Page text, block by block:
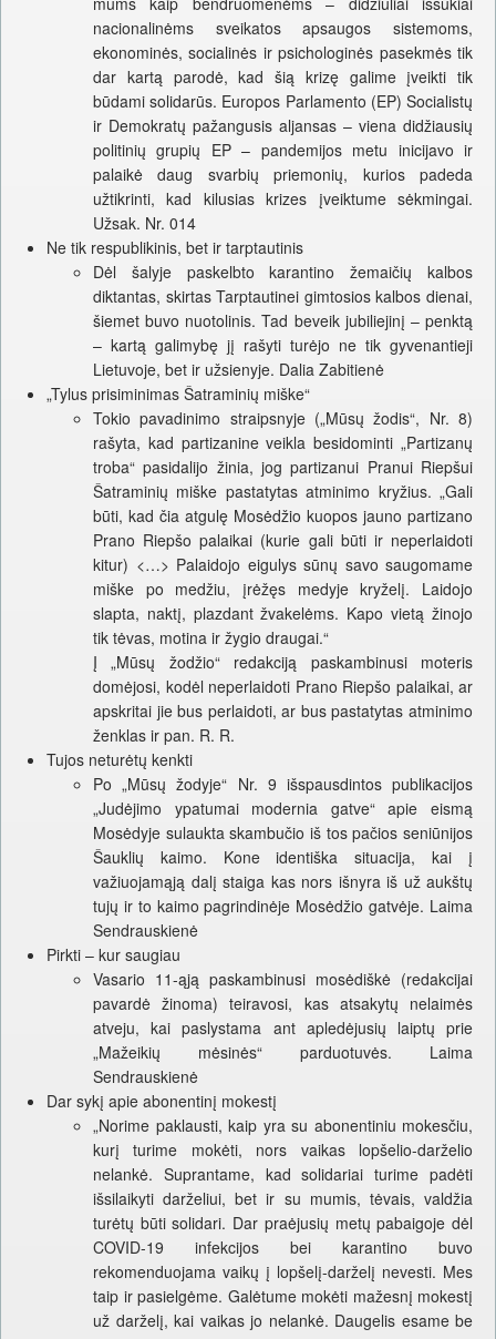
nacionalinėms sveikatos apsaugos sistemoms,
ekonominės, socialinės ir psichologinės pasekmės tik
dar kartą parodė, kad šią krizę galime įveikti tik
būdami solidarūs. Europos Parlamento (EP) Socialistų
ir Demokratų pažangusis aljansas – viena didžiausių
politinių grupių EP – pandemijos metu inicijavo ir
palaikė daug svarbių priemonių, kurios padeda
užtikrinti, kad kilusias krizes įveiktume sėkmingai.
Užsak. Nr. 014
Ne tik respublikinis, bet ir tarptautinis
Dėl šalyje paskelbto karantino žemaičių kalbos
diktantas, skirtas Tarptautinei gimtosios kalbos dienai,
šiemet buvo nuotolinis. Tad beveik jubiliejinį – penktą
– kartą galimybę jį rašyti turėjo ne tik gyvenantieji
Lietuvoje, bet ir užsienyje. Dalia Zabitienė
„Tylus prisiminimas Šatraminių miške“
Tokio pavadinimo straipsnyje („Mūsų žodis“, Nr. 8)
rašyta, kad partizanine veikla besidominti „Partizanų
troba“ pasidalijo žinia, jog partizanui Pranui Riepšui
Šatraminių miške pastatytas atminimo kryžius. „Gali
būti, kad čia atgulę Mosėdžio kuopos jauno partizano
Prano Riepšo palaikai (kurie gali būti ir neperlaidoti
kitur) <…> Palaidojo eigulys sūnų savo saugomame
miške po medžiu, įrėžęs medyje kryželį. Laidojo
slapta, naktį, plazdant žvakelėms. Kapo vietą žinojo
tik tėvas, motina ir žygio draugai.“
Į „Mūsų žodžio“ redakciją paskambinusi moteris
domėjosi, kodėl neperlaidoti Prano Riepšo palaikai, ar
apskritai jie bus perlaidoti, ar bus pastatytas atminimo
ženklas ir pan. R. R.
Tujos neturėtų kenkti
Po „Mūsų žodyje“ Nr. 9 išspausdintos publikacijos
„Judėjimo ypatumai modernia gatve“ apie eismą
Mosėdyje sulaukta skambučio iš tos pačios seniūnijos
Šauklių kaimo. Kone identiška situacija, kai į
važiuojamąją dalį staiga kas nors išnyra iš už aukštų
tujų ir to kaimo pagrindinėje Mosėdžio gatvėje. Laima
Sendrauskienė
Pirkti – kur saugiau
Vasario 11-ąją paskambinusi mosėdiškė (redakcijai
pavardė žinoma) teiravosi, kas atsakytų nelaimės
atveju, kai paslystama ant apledėjusių laiptų prie
„Mažeikių mėsinės“ parduotuvės. Laima
Sendrauskienė
Dar sykį apie abonentinį mokestį
„Norime paklausti, kaip yra su abonentiniu mokesčiu,
kurį turime mokėti, nors vaikas lopšelio-darželio
nelankė. Suprantame, kad solidariai turime padėti
išsilaikyti darželiui, bet ir su mumis, tėvais, valdžia
turėtų būti solidari. Dar praėjusių metų pabaigoje dėl
COVID-19 infekcijos bei karantino buvo
rekomenduojama vaikų į lopšelį-darželį nevesti. Mes
taip ir pasielgėme. Galėtume mokėti mažesnį mokestį
už darželį, kai vaikas jo nelankė. Daugelis esame be